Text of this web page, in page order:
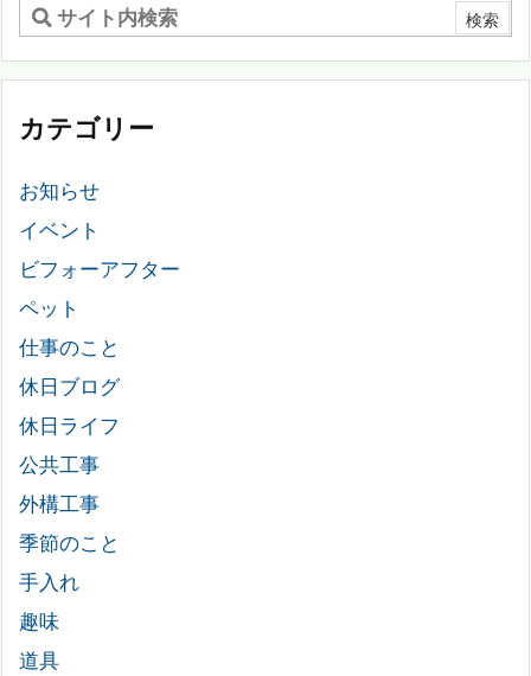
カテゴリー
お知らせ
イベント
ビフォーアフター
ペット
仕事のこと
休日ブログ
休日ライフ
公共工事
外構工事
季節のこと
手入れ
趣味
道具